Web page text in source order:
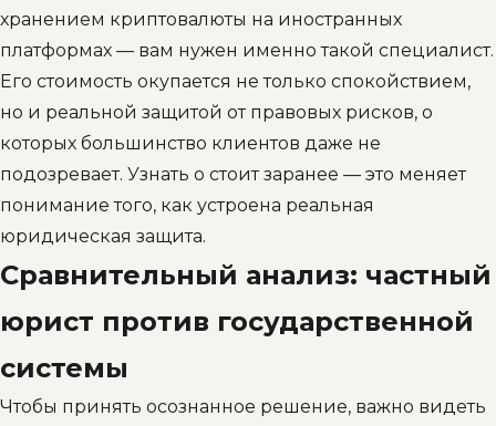
хранением криптовалюты на иностранных
платформах — вам нужен именно такой специалист.
Его стоимость окупается не только спокойствием,
но и реальной защитой от правовых рисков, о
которых большинство клиентов даже не
подозревает. Узнать о стоит заранее — это меняет
понимание того, как устроена реальная
юридическая защита.
Сравнительный анализ: частный
юрист против государственной
системы
Чтобы принять осознанное решение, важно видеть